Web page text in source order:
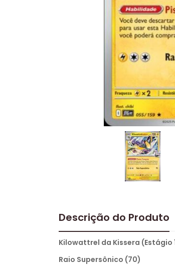
Descrição do Produto
Kilowattrel da Kissera (Estágio
Raio Supersônico (70)